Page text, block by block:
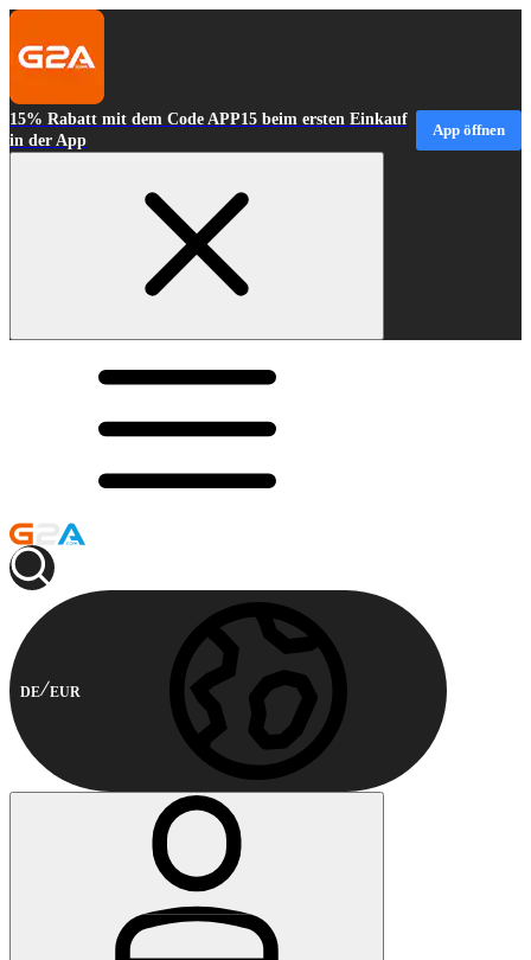
15% Rabatt mit dem Code APP15 beim ersten Einkauf
in der App
App öffnen
DE EUR